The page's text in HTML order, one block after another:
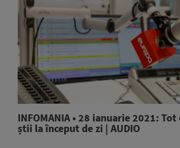
INFOMANIA • 28 ianuarie 2021:
știi la început de zi | AUDIO